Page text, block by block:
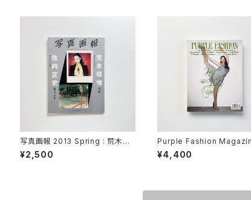
写真画報 2013 Spring : 荒木経
惟×佐内正史 （玄光社MOOK）
¥2,500
Purple Fashion
l Winter 2013/2014 Vol
ue 20
¥4,400